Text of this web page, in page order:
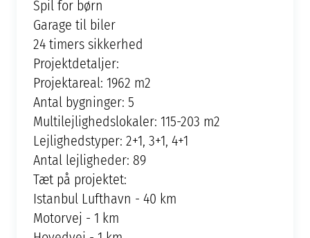
Spil for børn
Garage til biler
24 timers sikkerhed
Projektdetaljer:
Projektareal: 1962 m2
Antal bygninger: 5
Multilejlighedslokaler: 115-203 m2
Lejlighedstyper: 2+1, 3+1, 4+1
Antal lejligheder: 89
Tæt på projektet:
Istanbul Lufthavn - 40 km
Motorvej - 1 km